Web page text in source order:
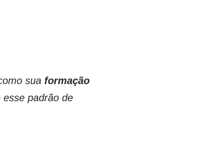
sua formação
padrão de